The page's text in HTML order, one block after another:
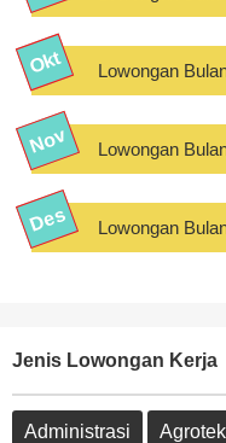
Lowongan
Lowongan
Lowongan
Jenis Lowongan Kerja
Administrasi